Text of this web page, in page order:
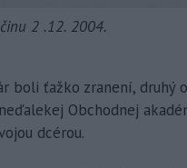
2 .12. 2004.
boli ťažko zranení,
Obchodnej
dcérou.